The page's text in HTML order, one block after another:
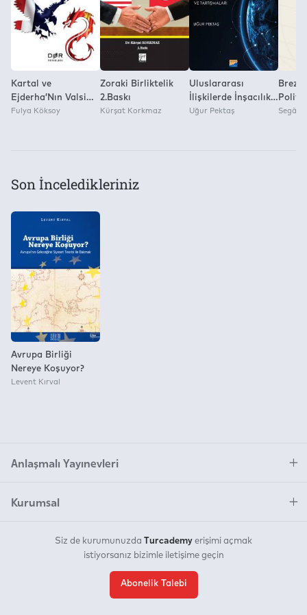
Kartal ve
Ejderha’Nın Valsi
Amerika – Çin
Fulya Köksoy
Zoraki Birliktelik
2.Baskı
Kürşat Korkmaz
Uluslararası
İlişkilerde İnşacılık:
Kökeni, Temel
Uğur Pektaş
ve
Segâh
Son İnceledikleriniz
Avrupa Birliği
Nereye Koşuyor?
Levent Kırval
Anlaşmalı Yayınevleri
Kurumsal
Siz de kurumunuzda Turcademy erişimi açmak
istiyorsanız bizimle iletişime geçin
Abonelik Talebi